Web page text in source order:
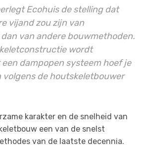
Ecohuis de stelling dat
vijand zou zijn van
van andere bouwmethoden.
wordt
dampopen systeem hoef je
de houtskeletbouwer
karakter en de snelheid van
een van de snelst
van de laatste decennia.